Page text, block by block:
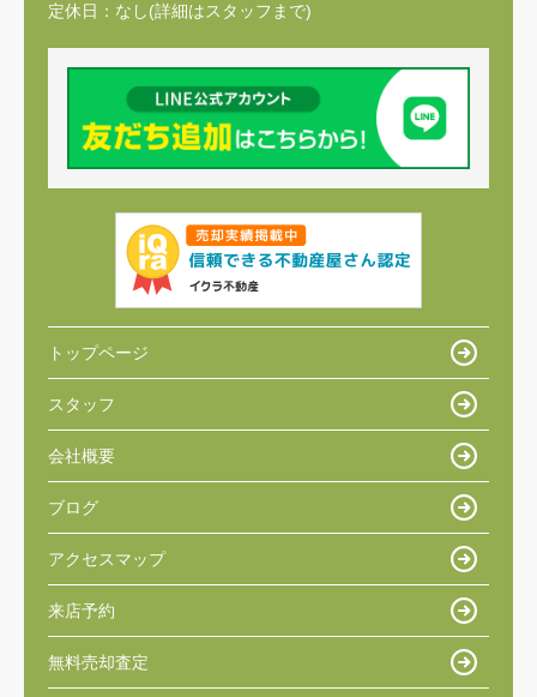
定休日： なし(詳細はスタッフまで)
トップページ
スタッフ
会社概要
ブログ
アクセスマップ
来店予約
無料売却査定